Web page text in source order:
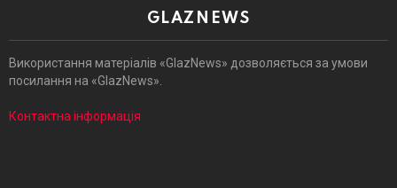
GLAZNEWS
Використання матеріалів «GlazNews» дозволяється за умови
посилання на «GlazNews».
Контактна інформація